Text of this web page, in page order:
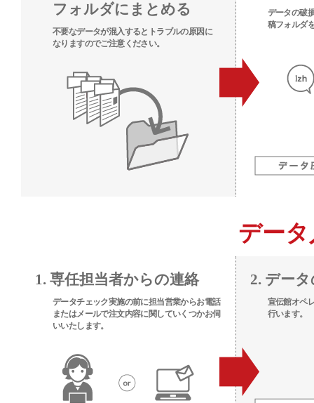
フォルダにまとめる
不要なデータが混入するとトラブルの原因に
なりますのでご注意ください。
データの破
稿フォルダ
デー
1. 専任担当者からの連絡
データチェック実施の前に担当営業からお電話
またはメールで注文内容に関していくつかお伺
いいたします。
2. デー
宣伝館オペ
行います。